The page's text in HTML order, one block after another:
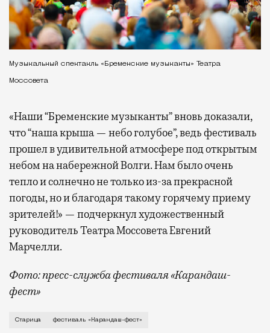
Музыкальный спектакль «Бременские музыканты» Театра
Моссовета
«Наши “Бременские музыканты” вновь доказали,
что “наша крыша — небо голубое”, ведь фестиваль
прошел в удивительной атмосфере под открытым
небом на набережной Волги. Нам было очень
тепло и солнечно не только из-за прекрасной
погоды, но и благодаря такому горячему приему
зрителей!» — подчеркнул художественный
руководитель Театра Моссовета Евгений
Марчелли.
Фото: пресс-служба фестиваля «Карандаш-
фест»
В минувший уикенд маленькая Старица в
Старица фестиваль «Карандаш-фест»